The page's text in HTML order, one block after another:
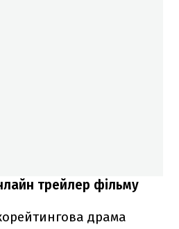
трейлер фільму
драма